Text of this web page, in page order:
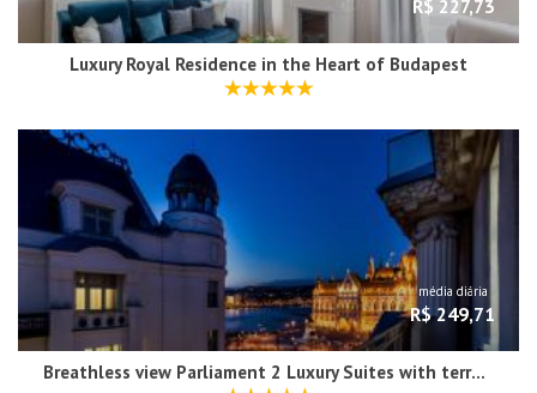
R$ 227,73
Luxury Royal Residence in the Heart of Budapest
média diária
R$ 249,71
Breathless view Parliament 2 Luxury Suites with terrace FREE PARKING RESERVATION NEEDED